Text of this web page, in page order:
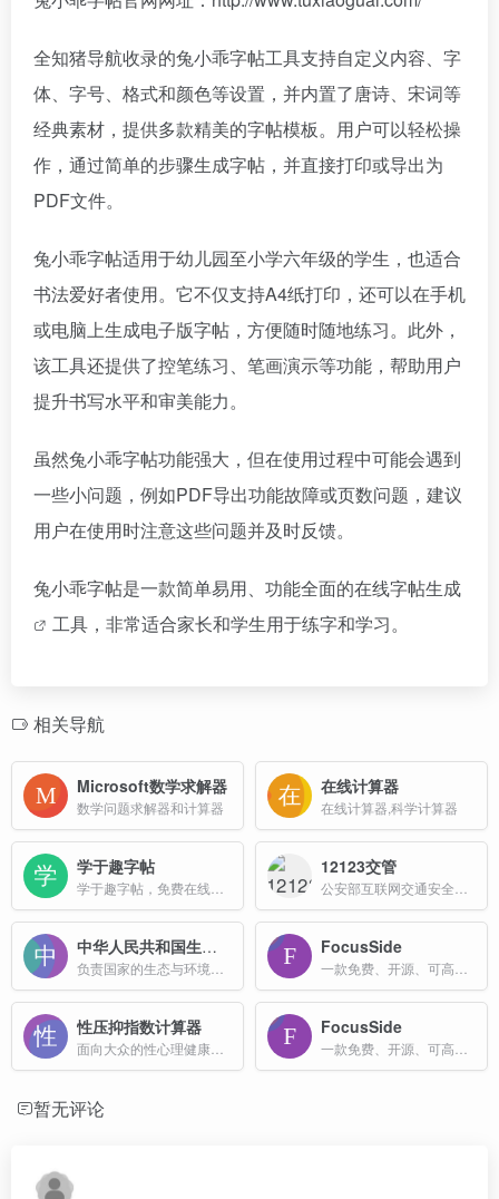
全知猪导航收录的兔小乖字帖工具支持自定义内容、字
体、字号、格式和颜色等设置，并内置了唐诗、宋词等
经典素材，提供多款精美的字帖模板。用户可以轻松操
作，通过简单的步骤生成字帖，并直接打印或导出为
PDF文件。
兔小乖字帖适用于幼儿园至小学六年级的学生，也适合
书法爱好者使用。它不仅支持A4纸打印，还可以在手机
或电脑上生成电子版字帖，方便随时随地练习。此外，
该工具还提供了控笔练习、笔画演示等功能，帮助用户
提升书写水平和审美能力。
虽然兔小乖字帖功能强大，但在使用过程中可能会遇到
一些小问题，例如PDF导出功能故障或页数问题，建议
用户在使用时注意这些问题并及时反馈。
兔小乖字帖是一款简单易用、功能全面的在线字帖生成
工具，非常适合家长和学生用于练字和学习。
相关导航
Microsoft数学求解器
数学问题求解器和计算器
在线计算器
在线计算器,科学计算器
学于趣字帖 12123交管
中华人民共和国生态环境部 FocusSide
性压抑指数计算器 FocusSide
暂无评论